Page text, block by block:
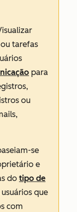
tarefas
para
ou
se
e
do tipo de
usuários que
com